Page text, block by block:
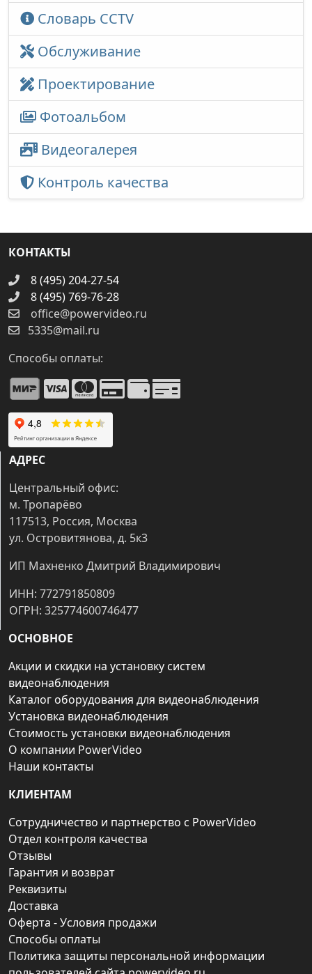
Словарь CCTV
Обслуживание
Проектирование
Фотоальбом
Видеогалерея
Контроль качества
КОНТАКТЫ
8 (495) 204-27-54
8 (495) 769-76-28
office@powervideo.ru
5335@mail.ru
Способы оплаты:
АДРЕС
Центральный офис:
м. Тропарёво
117513, Россия, Москва
ул. Островитянова, д. 5к3
ИП Махненко Дмитрий Владимирович
ИНН: 772791850809
ОГРН: 325774600746477
ОСНОВНОЕ
Акции и скидки на установку систем
видеонаблюдения
Каталог оборудования для видеонаблюдения
Установка видеонаблюдения
Стоимость установки видеонаблюдения
О компании PowerVideo
Наши контакты
КЛИЕНТАМ
Сотрудничество и партнерство с PowerVideo
Отдел контроля качества
Отзывы
Гарантия и возврат
Реквизиты
Доставка
Оферта - Условия продажи
Способы оплаты
Политика защиты персональной информации